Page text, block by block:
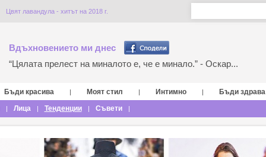
Цвят лавандула - хитът на 2018 г.
Вдъхновението ми днес
“Цялата прелест на миналото е, че е минало.” - Оскар...
Бъди красива | Моят стил | Интимно | Бъди здрава
| Лица | Тенденции | Съвети |